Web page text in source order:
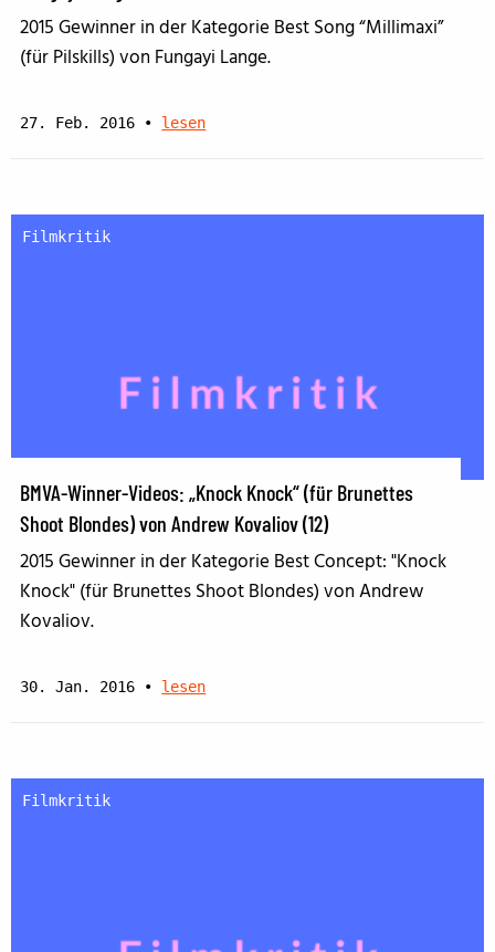
2015 Gewinner in der Kategorie Best Song “Millimaxi”
(für Pilskills) von Fungayi Lange.
27. Feb. 2016 • lesen
Filmkritik
BMVA-Winner-Videos: „Knock Knock“ (für Brunettes
Shoot Blondes) von Andrew Kovaliov (12)
2015 Gewinner in der Kategorie Best Concept: "Knock
Knock" (für Brunettes Shoot Blondes) von Andrew
Kovaliov.
30. Jan. 2016 • lesen
Filmkritik